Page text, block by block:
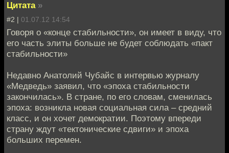
Цитата »
#2 | 01.07.12 14:54
Говоря о «конце стабильности», он имеет в виду, что
его часть элиты больше не будет соблюдать «пакт
стабильности»
Недавно Анатолий Чубайс в интервью журналу
«Медведь» заявил, что «эпоха стабильности
закончилась». В стране, по его словам, сменилась
эпоха: возникла новая социальная сила – средний
класс, и он хочет демократии. Поэтому впереди
страну ждут «тектонические сдвиги» и эпоха
больших перемен.